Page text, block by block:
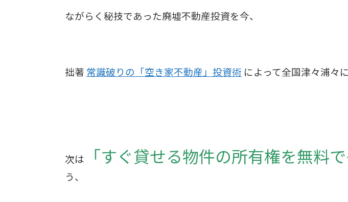
ながらく秘技であった廃墟不動産投資を今、
拙著 常識破りの「空き家不動産」投資術 によって全国津々浦々
次は 「すぐ貸せる物件の所有権を無料で
う、